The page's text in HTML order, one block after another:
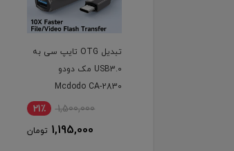
تبدیل OTG تایپ سی به
USB3.0 مک دودو
Mcdodo CA-2830
1,500,000 21٪
1,195,000 تومان